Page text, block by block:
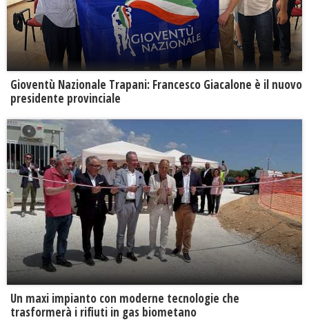
Gioventù Nazionale Trapani: Francesco Giacalone è il nuovo
presidente provinciale
Un maxi impianto con moderne tecnologie che
trasformerà i rifiuti in gas biometano